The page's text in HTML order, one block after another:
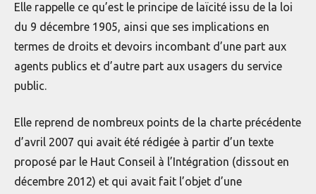
Elle rappelle ce qu’est le principe de laïcité issu de la loi
du 9 décembre 1905, ainsi que ses implications en
termes de droits et devoirs incombant d’une part aux
agents publics et d’autre part aux usagers du service
public.
Elle reprend de nombreux points de la charte précédente
d’avril 2007 qui avait été rédigée à partir d’un texte
proposé par le Haut Conseil à l’Intégration (dissout en
décembre 2012) et qui avait fait l’objet d’une